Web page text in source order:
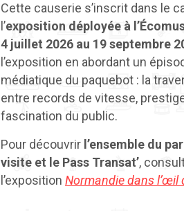
Cette causerie s’inscrit dans le
l’exposition déployée à
4 juillet 2026 au 19 septembre
l’exposition en abordant un
médiatique du paquebot : la
entre records de vitesse,
fascination du public.
Pour découvrir l’ensemble du
visite et le Pass Transat’,
l’exposition Normandie dans l’œil